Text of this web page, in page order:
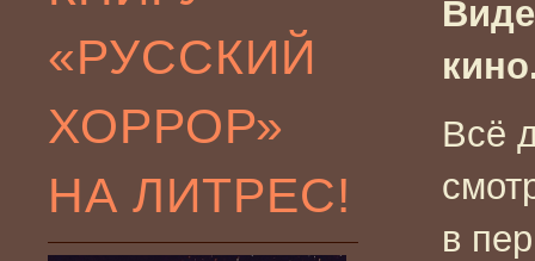
«РУССКИЙ
ХОРРОР»
НА ЛИТРЕС!
Всё
в